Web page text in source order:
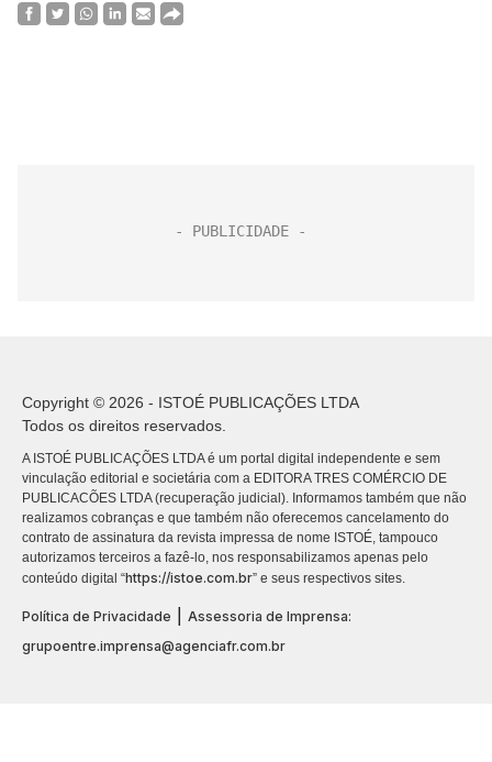
Copyright © 2026 - ISTOÉ PUBLICAÇÕES LTDA
Todos os direitos reservados.
A ISTOÉ PUBLICAÇÕES LTDA é um portal digital independente e sem
vinculação editorial e societária com a EDITORA TRES COMÉRCIO DE
PUBLICACÕES LTDA (recuperação judicial). Informamos também que não
realizamos cobranças e que também não oferecemos cancelamento do
contrato de assinatura da revista impressa de nome ISTOÉ, tampouco
autorizamos terceiros a fazê-lo, nos responsabilizamos apenas pelo
conteúdo digital “https://istoe.com.br” e seus respectivos sites.
Política de Privacidade
Assessoria de Imprensa:
grupoentre.imprensa@agenciafr.com.br